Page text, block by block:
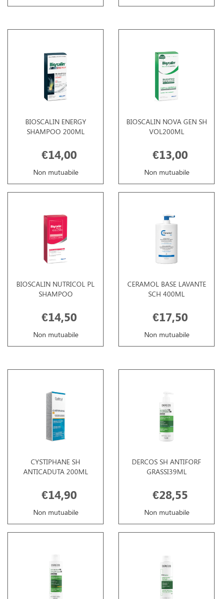
BIOSCALIN ENERGY
SHAMPOO 200ML
€14,00
Non mutuabile
BIOSCALIN NOVA GEN SH
VOL200ML
€13,00
Non mutuabile
BIOSCALIN NUTRICOL PL
SHAMPOO
€14,50
Non mutuabile
CERAMOL BASE LAVANTE
SCH 400ML
€17,50
Non mutuabile
CYSTIPHANE SH
ANTICADUTA 200ML
€14,90
Non mutuabile
DERCOS SH ANTIFORF
GRASSI39ML
€28,55
Non mutuabile